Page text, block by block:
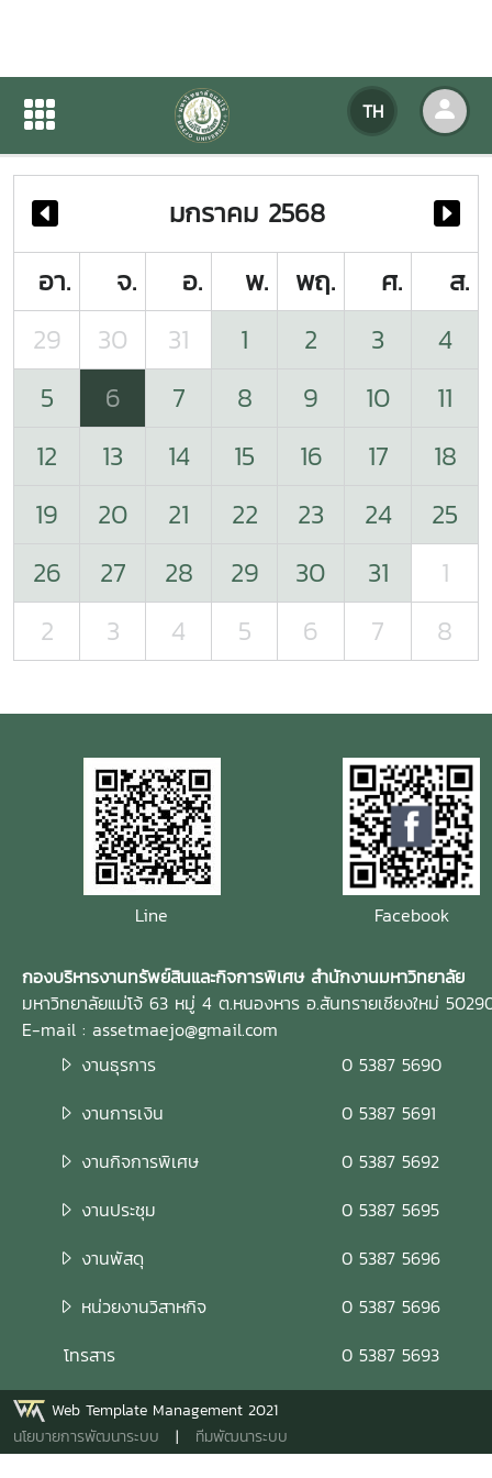
TH
ปฏิทินกิจกรรมของหน่วยงาน
ปฏิทินกิจกรรมของหน่วยงาน
มกราคม 2568
อา.
จ. อ. พ. พฤ. ศ.
ส.
29
30 31 1 2 3
4
5
6 7 8 9 10
11
12
13 14 15 16 17
18
19
20 21 22 23 24
25
26
27 28 29 30 31
1
2
3 4 5 6 7 8
Line Facebook
กองบริหารงานทรัพย์สินและกิจการพิเศษ สำนักงานมหาวิทยาลัย
มหาวิทยาลัยแม่โจ้ 63 หมู่ 4 ต.หนองหาร อ.สันทรายเชียงใหม่
E-mail : assetmaejo@gmail.com
งานธุรการ
0 5387 5690
งานการเงิน
0 5387 5691
งานกิจการพิเศษ
0 5387 5692
งานประชุม
0 5387 5695
งานพัสดุ
0 5387 5696
หน่วยงานวิสาหกิจ
0 5387 5696
โทรสาร
0 5387 5693
Web Template Management 2021
นโยบายการพัฒนาระบบ | ทีมพัฒนาระบบ